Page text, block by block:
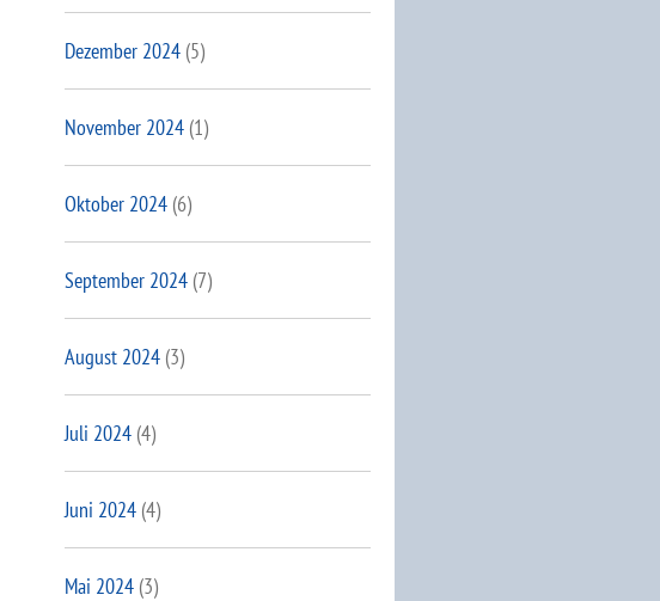
Dezember 2024(5)
November 2024(1)
Oktober 2024(6)
September 2024(7)
August 2024(3)
Juli 2024(4)
Juni 2024(4)
Mai 2024(3)